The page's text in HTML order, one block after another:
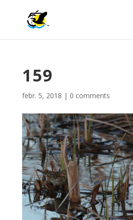
159
febr. 5, 2018 | 0 comments